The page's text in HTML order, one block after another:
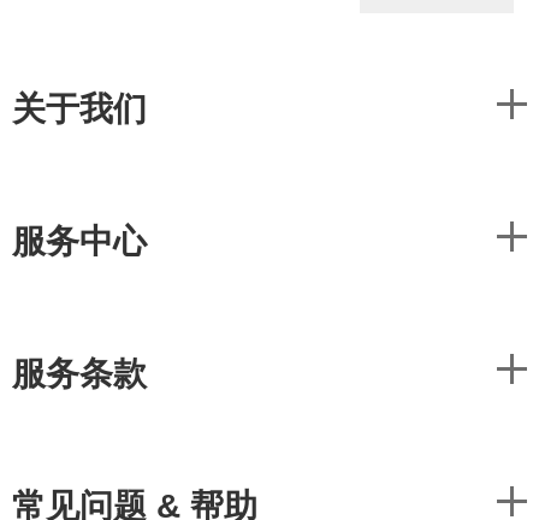
关于我们
服务中心
服务条款
常见问题 & 帮助